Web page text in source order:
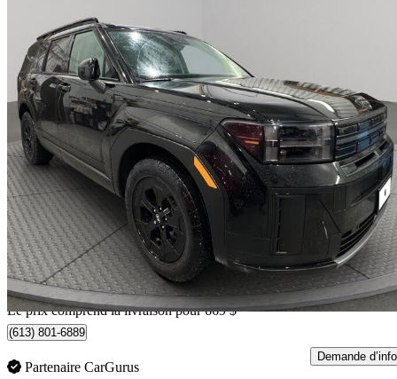
2025 Hyundai Santa Fe
XRT AWD40 043 km
40 169 $ Bonne
705 $/mois env.
Livraison à domicile de Orleans, ON
Le prix comprend la livraison pour 669 $
(613) 801-6889
Partenaire CarGurus
Demande d’info